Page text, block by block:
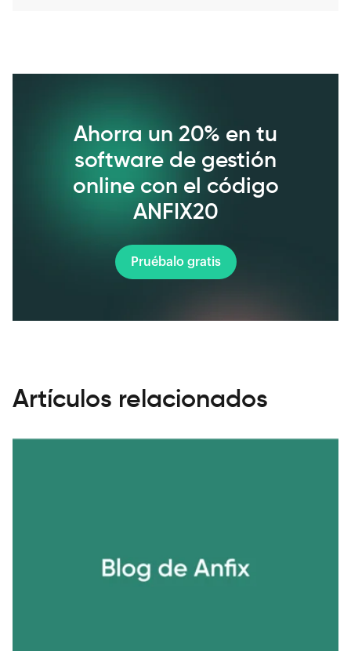
Ahorra un 20% en tu
software de gestión
online con el código
ANFIX20
Pruébalo gratis
Artículos relacionados